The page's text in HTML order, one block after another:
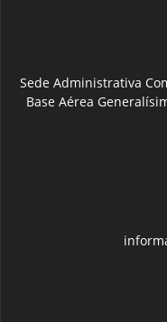
Sede Administrativa
Base Aérea